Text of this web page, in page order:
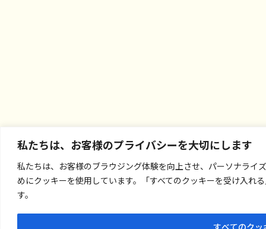
私たちは、お客様のプライバシーを大切にします
私たちは、お客様のブラウジング体験を向上させ、パーソナラ
めにクッキーを使用しています。「すべてのクッキーを受け入れ
す。
すべてのクッ